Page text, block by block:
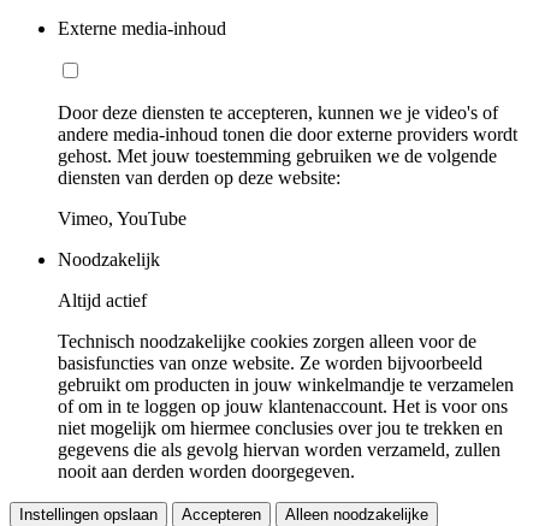
Externe media-inhoud
Door deze diensten te accepteren, kunnen we je video's of
andere media-inhoud tonen die door externe providers wordt
gehost. Met jouw toestemming gebruiken we de volgende
diensten van derden op deze website:
Vimeo, YouTube
Noodzakelijk
Altijd actief
Technisch noodzakelijke cookies zorgen alleen voor de
basisfuncties van onze website. Ze worden bijvoorbeeld
gebruikt om producten in jouw winkelmandje te verzamelen
of om in te loggen op jouw klantenaccount. Het is voor ons
niet mogelijk om hiermee conclusies over jou te trekken en
gegevens die als gevolg hiervan worden verzameld, zullen
nooit aan derden worden doorgegeven.
Instellingen opslaan Accepteren Alleen noodzakelijke